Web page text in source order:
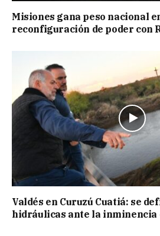
Misiones gana peso nacional
reconfiguración de poder con
Valdés en Curuzú Cuatiá: se
hidráulicas ante la inminencia